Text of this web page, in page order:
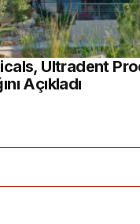
Ultradent
Açıkladı